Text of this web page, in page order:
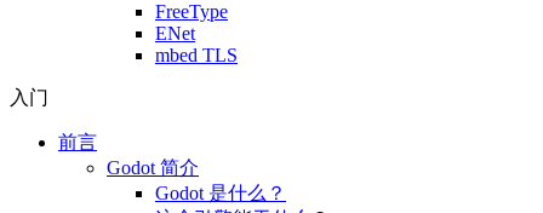
FreeType
ENet
mbed TLS
入门
前言
Godot 简介
Godot 是什么？